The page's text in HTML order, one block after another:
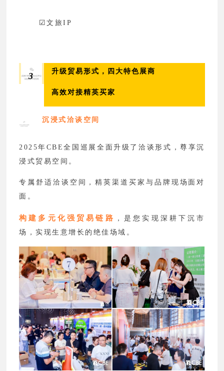
☑文旅IP
3 升级贸易形式，四大特色展商
高效对接精英买家
沉浸式洽谈空间
2025年CBE全国巡展全面升级了洽谈形式，尊享沉
浸式贸易空间。
专属舒适洽谈空间，精英渠道买家与品牌现场面对
面。
构建多元化强贸易链路
，是您实现深耕下沉市
场，实现生意增长的绝佳场域。